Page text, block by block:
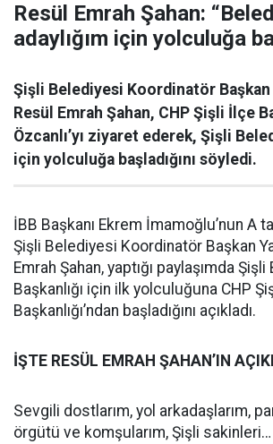
Resül Emrah Şahan:
adaylığım için yolculuğa
Şişli Belediyesi Koordinatör Başkan
Resül Emrah Şahan, CHP Şişli İlçe
Özcanlı’yı ziyaret ederek, Şişli
için yolculuğa başladığını söyledi.
İBB Başkanı Ekrem İmamoğlu’nun A
Şişli Belediyesi Koordinatör Başkan
Emrah Şahan, yaptığı paylaşımda
Başkanlığı için ilk yolculuğuna CHP
Başkanlığı’ndan başladığını açıkladı.
İŞTE RESÜL EMRAH ŞAHAN’IN
Sevgili dostlarım, yol arkadaşlarım,
örgütü ve komşularım, Şişli